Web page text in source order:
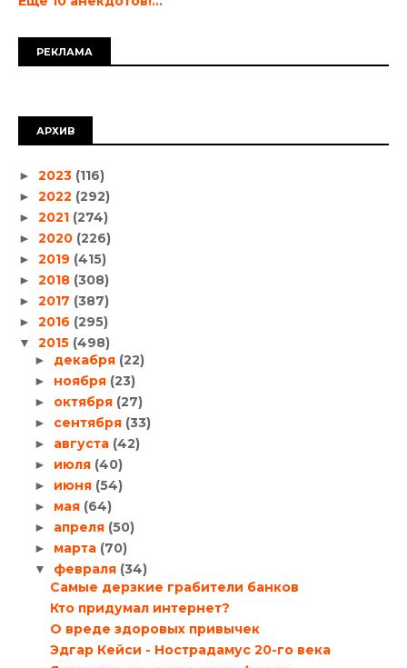
РЕКЛАМА
АРХИВ
► 2023 (116)
► 2022 (292)
► 2021 (274)
► 2020 (226)
► 2019 (415)
► 2018 (308)
► 2017 (387)
► 2016 (295)
▼ 2015 (498)
► декабря (22)
► ноября (23)
► октября (27)
► сентября (33)
► августа (42)
► июля (40)
► июня (54)
► мая (64)
► апреля (50)
► марта (70)
▼ февраля (34)
Самые дерзкие грабители банков
Кто придумал интернет?
О вреде здоровых привычек
Эдгар Кейси - Нострадамус 20-го века